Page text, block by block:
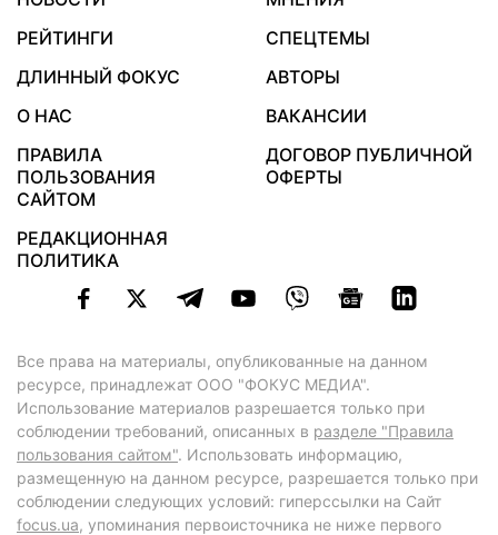
РЕЙТИНГИ
СПЕЦТЕМЫ
ДЛИННЫЙ ФОКУС
АВТОРЫ
О НАС
ВАКАНСИИ
ПРАВИЛА
ПОЛЬЗОВАНИЯ
САЙТОМ
ДОГОВОР ПУБЛИЧНОЙ
ОФЕРТЫ
РЕДАКЦИОННАЯ
ПОЛИТИКА
Все права на материалы, опубликованные на данном
ресурсе, принадлежат ООО "ФОКУС МЕДИА".
Использование материалов разрешается только при
соблюдении требований, описанных в разделе "Правила
пользования сайтом". Использовать информацию,
размещенную на данном ресурсе, разрешается только при
соблюдении следующих условий: гиперссылки на Сайт
focus.ua, упоминания первоисточника не ниже первого